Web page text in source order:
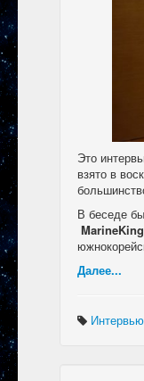
Это
взято в
В беседе
MarineKing
Далее...
Интервью